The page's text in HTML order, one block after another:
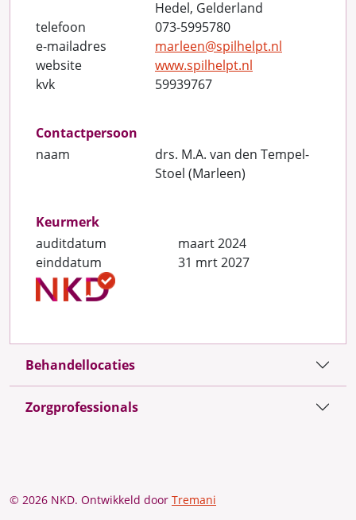
Hedel, Gelderland
telefoon
073-5995780
e-mailadres
marleen@spilhelpt.nl
website
www.spilhelpt.nl
kvk
59939767
Contactpersoon
naam
drs. M.A. van den Tempel-
Stoel (Marleen)
Keurmerk
auditdatum
maart 2024
einddatum
31 mrt 2027
Behandellocaties
Zorgprofessionals
© 2026 NKD. Ontwikkeld door Tremani